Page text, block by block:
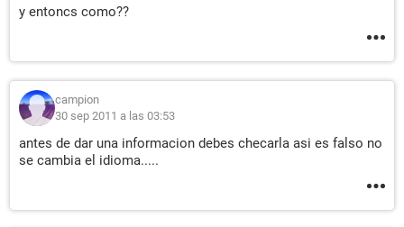
y entoncs como??
campion
30 sep 2011 a las 03:53
antes de dar una informacion debes checarla asi es falso no
se cambia el idioma.....